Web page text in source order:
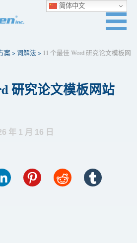
案>词解法 > 11 个最佳 Word 研究论文模板网
研究论文模板网站
年 1 月 16 日
简体中文